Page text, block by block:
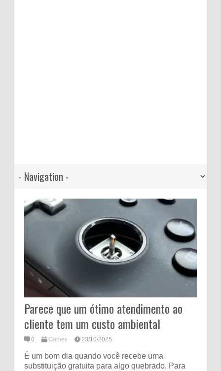
Parece que um ótimo atendimento ao
cliente tem um custo ambiental
0 Games 23/10/2025
É um bom dia quando você recebe uma
substituição gratuita para algo quebrado. Para